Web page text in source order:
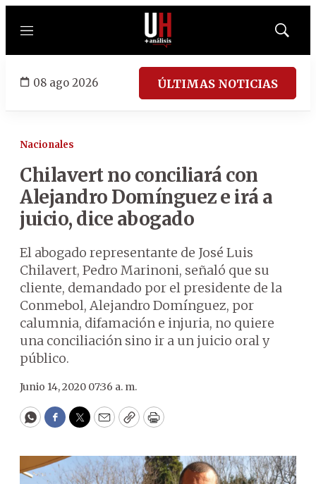
Menú
Mostrar
08 ago 2026 ÚLTIMAS NOTICIAS
Nacionales
Chilavert no conciliará con
Alejandro Domínguez e irá a
juicio, dice abogado
El abogado representante de José Luis
Chilavert, Pedro Marinoni, señaló que su
cliente, demandado por el presidente de la
Conmebol, Alejandro Domínguez, por
calumnia, difamación e injuria, no quiere
una conciliación sino ir a un juicio oral y
público.
Junio 14, 2020 07:36 a. m.
WhatsApp
Facebook
Twitter
EmailCopyPrint